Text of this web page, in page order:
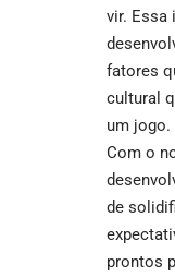
vir. Essa
fatores
cultural
um jogo.
Com o
de
prontos